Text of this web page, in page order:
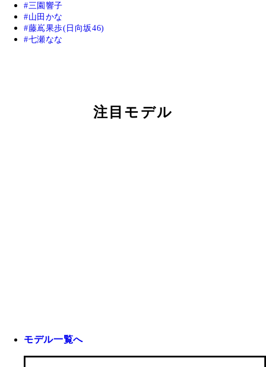
三園響子
山田かな
藤嶌果歩(日向坂46)
七瀬なな
注目モデル
モデル一覧へ